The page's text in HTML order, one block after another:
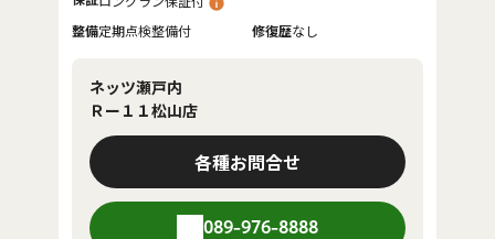
整備定期点検整備付 修復歴なし
ネッツ瀬戸内
Ｒー１１松山店
各種お問合せ
089-976-8888